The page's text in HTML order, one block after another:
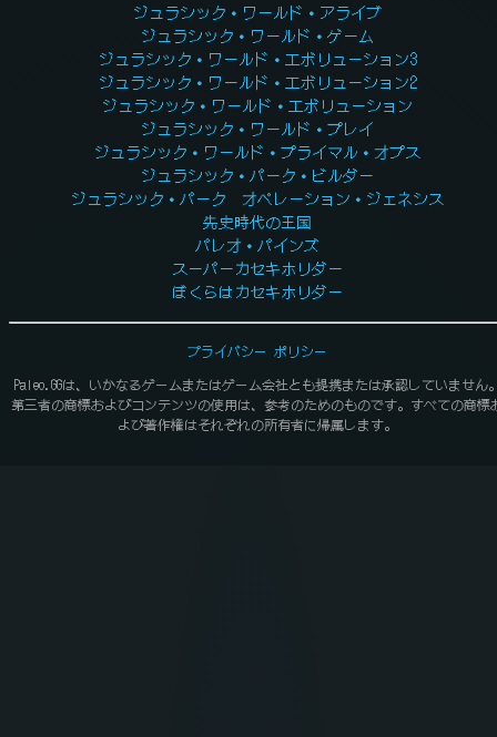
ジュラシック・ワールド・アライブ
ジュラシック・ワールド・ゲーム
ジュラシック・ワールド・エボリューション3
ジュラシック・ワールド・エボリューション2
ジュラシック・ワールド・エボリューション
ジュラシック・ワールド・プレイ
ジュラシック・ワールド・プライマル・オプス
ジュラシック・パーク・ビルダー
ジュラシック・パーク オペレーション・ジェネシス
先史時代の王国
パレオ・パインズ
スーパーカセキホリダー
ぼくらはカセキホリダー
Paleo.GGは、いかなるゲームまたはゲーム会社とも提携または承認していません
第三者の商標およびコンテンツの使用は、参考のためのものです。すべての商標
よび著作権はそれぞれの所有者に帰属します。
プライバシー ポリシー